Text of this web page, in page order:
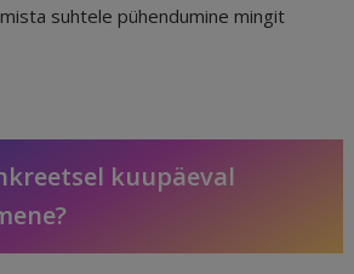
suhtele pühendumine mingit
kuupäeval